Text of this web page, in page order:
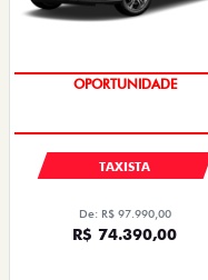
OPORTUNIDADE
TAXISTA
De: R$ 97.990,00
R$ 74.390,00